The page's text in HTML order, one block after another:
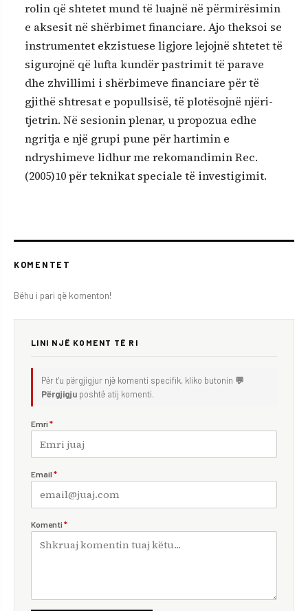
rolin që shtetet mund të luajnë në përmirësimin
e aksesit në shërbimet financiare. Ajo theksoi se
instrumentet ekzistuese ligjore lejojnë shtetet të
sigurojnë që lufta kundër pastrimit të parave
dhe zhvillimi i shërbimeve financiare për të
gjithë shtresat e popullsisë, të plotësojnë njëri-
tjetrin. Në sesionin plenar, u propozua edhe
ngritja e një grupi pune për hartimin e
ndryshimeve lidhur me rekomandimin Rec.
(2005)10 për teknikat speciale të investigimit.
KOMENTET
Bëhu i pari që komenton!
LINI NJË KOMENT TË RI
Për t'u përgjigjur një komenti specifik, kliko butonin 💬
Përgjigju poshtë atij komenti.
Emri *
Email *
Komenti *